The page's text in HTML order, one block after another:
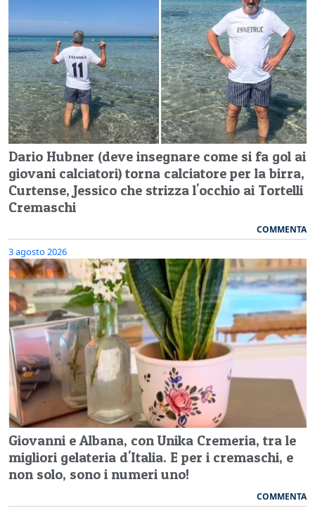
Dario Hubner (deve insegnare come si fa gol ai
giovani calciatori) torna calciatore per la birra,
Curtense, Jessico che strizza l'occhio ai Tortelli
Cremaschi
COMMENTA
3 agosto 2026
Giovanni e Albana, con Unika Cremeria, tra le
migliori gelateria d'Italia. E per i cremaschi, e
non solo, sono i numeri uno!
COMMENTA